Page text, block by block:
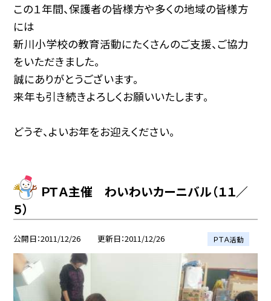
この１年間、保護者の皆様方や多くの地域の皆様方
には
新川小学校の教育活動にたくさんのご支援、ご協力
をいただきました。
誠にありがとうございます。
来年も引き続きよろしくお願いいたします。
どうぞ、よいお年をお迎えください。
ＰＴＡ主催 わいわいカーニバル（１１／
５）
公開日 2011/12/26 更新日 2011/12/26 ＰＴＡ活動